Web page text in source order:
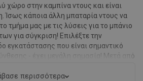
χώρο στην καμπίνα ντους και είναι
Ίσως κάποια άλλη μπαταρία ντους να
τμήμα μας με τις λύσεις για το μπάνιο
για σύγκριση! Επιλέξτε την
εγκατάστασης που είναι σημαντικό
- έχει μεγάλη σημασία! Μετά από
η ιδανική επιλογή! Οι μπαταρίες ντους
περισσότερα